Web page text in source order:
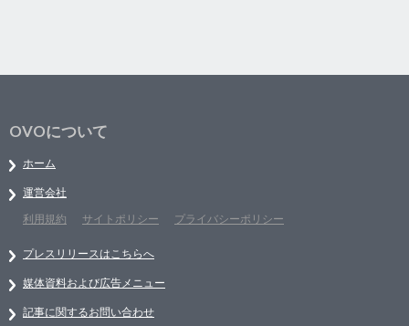
OVOについて
ホーム
運営会社
利用規約
サイトポリシー プライバシーポリシー
プレスリリースはこちらへ
媒体資料および広告メニュー
記事に関するお問い合わせ